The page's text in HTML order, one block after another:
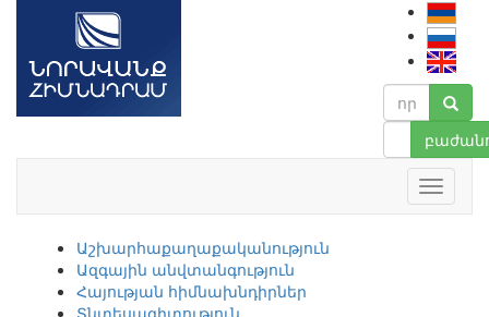
Աշխարհաքաղաքականություն
Ազգային անվտանգություն
Հայության հիմնախնդիրներ
Տնտեսագիտություն